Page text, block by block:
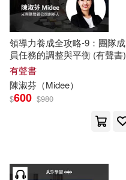
領導力養成全攻略-9：團隊成
員任務的調整與平衡 (有聲書)
有聲書
陳淑芬 （Midee）
$600 $980